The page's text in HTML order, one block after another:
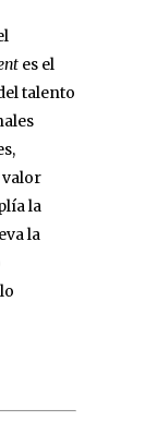
es el
talento
valor
la
la